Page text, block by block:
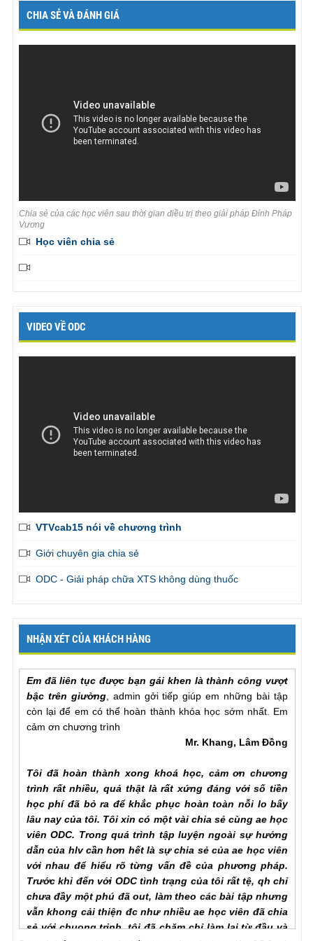
CHIA SẺ VÀ ĐÁNH GIÁ
Chia sẻ của các học viên sau thời gian điều trị theo giải pháp Đỉnh Pháp
Vương
Học viên chia sẻ
VIDEO VỀ ODC
VTVcab15 nói về chương trình
Giới chuyên gia chia sẻ
ODC - Giải pháp chữa XTS không dùng thuốc
NHẬN XÉT CỦA KHÁCH HÀNG
Em đã liên tục được bạn gái khen là thành công vượt
bậc trên giường, admin gởi tiếp giúp em những bài tập
còn lại để em có thể hoàn thành khóa học sớm nhất. Em
cảm ơn chương trình
trình rất nhiều, quả thật là rất xứng đáng với số tiền
học phí đã bỏ ra để khắc phục hoàn toàn nỗi lo bấy
lâu nay của tôi. Tôi xin có một vài chia sẻ cùng ae học
viên ODC. Trong quá trình tập luyện ngoài sự hướng
dẫn của hlv cần hơn hết là sự chia sẻ của ae học viên
với nhau để hiểu rõ từng vấn đề của phương pháp.
Trước khi đến với ODC tình trạng của tôi rất tệ, qh chỉ
chưa đầy một phú đã out, làm theo các bài tập nhưng
vẫn khong cải thiện đc như nhiều ae học viên đã chia
sẻ với chuong trinh, tôi đã chăm chỉ làm lại từ đầu và
tôi nhận ra ... , lúc này cũng giống như khi đã xuất